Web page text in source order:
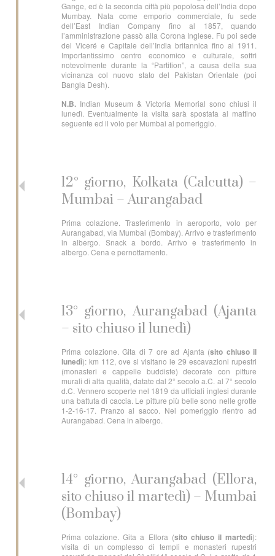
Gange, ed è la seconda città più popolosa dell’India dopo
Mumbay. Nata come emporio commerciale, fu sede
dell’East Indian Company fino al 1857, quando
l’amministrazione passò alla Corona Inglese. Fu poi sede
del Viceré e Capitale dell’India britannica fino al 1911.
Importantissimo centro economico e culturale, soffrì
notevolmente durante la “Partition”, a causa della sua
vicinanza col nuovo stato del Pakistan Orientale (poi
Bangla Desh).
N.B. Indian Museum & Victoria Memorial sono chiusi il
lunedì. Eventualmente la visita sarà spostata al mattino
seguente ed il volo per Mumbai al pomeriggio.
12° giorno, Kolkata (Calcutta) –
Mumbai – Aurangabad
Prima colazione. Trasferimento in aeroporto, volo per
Aurangabad, via Mumbai (Bombay). Arrivo e trasferimento
in albergo. Snack a bordo. Arrivo e trasferimento in
albergo. Cena e pernottamento.
13° giorno, Aurangabad (Ajanta
– sito chiuso il lunedì)
Prima colazione. Gita di 7 ore ad Ajanta (sito chiuso il
lunedì): km 112, ove si visitano le 29 escavazioni rupestri
(monasteri e cappelle buddiste) decorate con pitture
murali di alta qualità, datate dal 2° secolo a.C. al 7° secolo
d.C. Vennero scoperte nel 1819 da ufficiali inglesi durante
una battuta di caccia. Le pitture più belle sono nelle grotte
1-2-16-17. Pranzo al sacco. Nel pomeriggio rientro ad
Aurangabad. Cena in albergo.
14° giorno, Aurangabad (Ellora,
sito chiuso il martedì) – Mumbai
(Bombay)
Prima colazione. Gita a Ellora (sito chiuso il martedì):
visita di un complesso di templi e monasteri rupestri